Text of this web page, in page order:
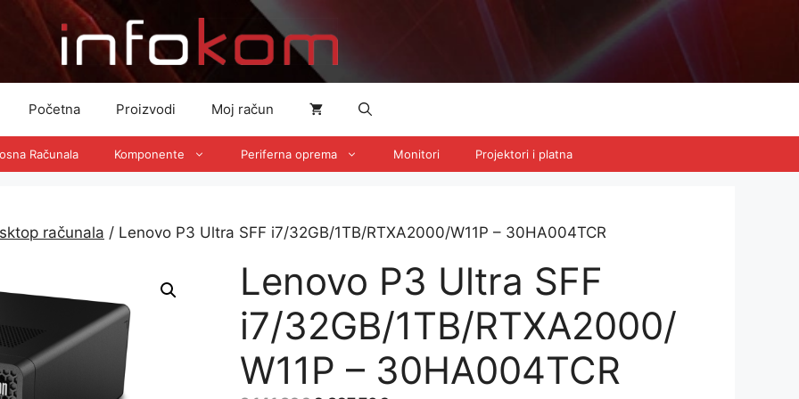
Početna Proizvodi Moj račun
Računala Komponente Periferna oprema Monitori Projektori i platna
računala / Lenovo P3 Ultra SFF i7/32GB/1TB/RTXA2000/W11P – 30HA004TCR
Lenovo P3 Ultra SFF
i7/32GB/1TB/RTXA2000/
W11P – 30HA004TCR